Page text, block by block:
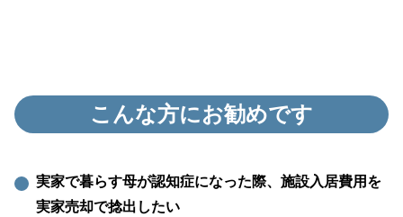
こんな方にお勧めです
実家で暮らす母が認知症になった際、 施設入居費用を
実家売却で捻出したい